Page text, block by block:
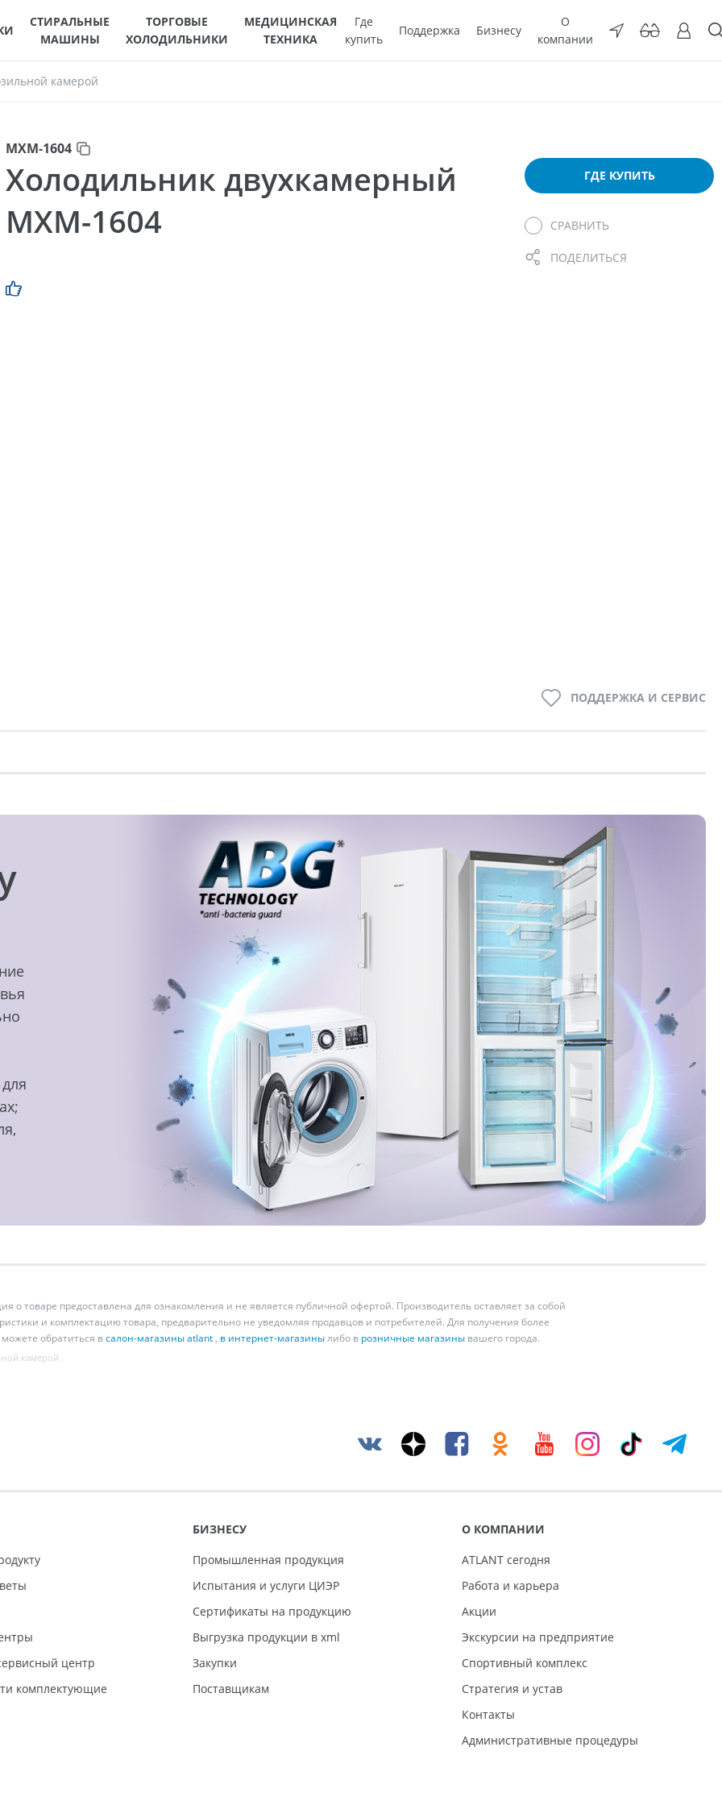
СТИРАЛЬНЫЕ
МАШИНЫ
ТОРГОВЫЕ
ХОЛОДИЛЬНИКИ
МЕДИЦИНСКАЯ
ТЕХНИКА
Где
купить
Поддержка Бизнесу
О
компании
камерой
МХМ-1604
Холодильник двухкамерный
МХМ-1604
ГДЕ КУПИТЬ
СРАВНИТЬ
ПОДЕЛИТЬСЯ
ПОДДЕРЖКА И СЕРВИС
товаре предоставлена для ознакомления и не является публичной офертой. Производитель оставляет за собой
и комплектацию товара, предварительно не уведомляя продавцов и потребителей. Для получения более
обратиться всалон-магазины atlant, в интернет-магазинылибо в розничные магазинывашего города.
камерой
центр
комплектующие
БИЗНЕСУ
Промышленная продукция
Испытания и услуги ЦИЭР
Сертификаты на продукцию
Выгрузка продукции в xml
Закупки
Поставщикам
О КОМПАНИИ
ATLANT сегодня
Работа и карьера
Акции
Экскурсии на предприятие
Спортивный комплекс
Стратегия и устав
Контакты
Административные процедуры